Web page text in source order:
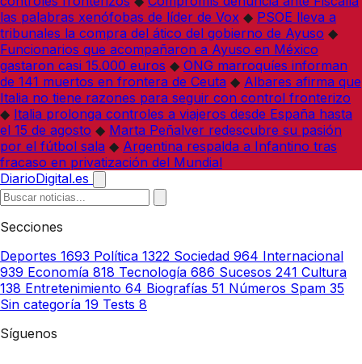
las palabras xenófobas de líder de Vox ◆ PSOE lleva a
tribunales la compra del ático del gobierno de Ayuso ◆
Funcionarios que acompañaron a Ayuso en México
gastaron casi 15.000 euros ◆ ONG marroquíes informan
de 141 muertos en frontera de Ceuta ◆ Albares afirma que
Italia no tiene razones para seguir con control fronterizo
◆ Italia prolonga controles a viajeros desde España hasta
el 15 de agosto ◆ Marta Peñalver redescubre su pasión
por el fútbol sala ◆ Argentina respalda a Infantino tras
fracaso en privatización del Mundial
DiarioDigital.es
Secciones
Deportes 1693 Política 1322 Sociedad 964 Internacional
939 Economía 818 Tecnología 686 Sucesos 241 Cultura
138 Entretenimiento 64 Biografías 51 Números Spam 35
Sin categoría 19 Tests 8
Síguenos